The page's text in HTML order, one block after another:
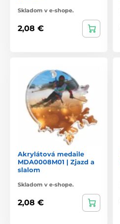
Skladom v e-shope.
2,08 €
Akrylátová medaile
MDA0008M01 | Zjazd a
slalom
Skladom v e-shope.
2,08 €